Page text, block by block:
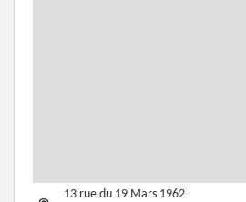
13 rue du 19 Mars 1962